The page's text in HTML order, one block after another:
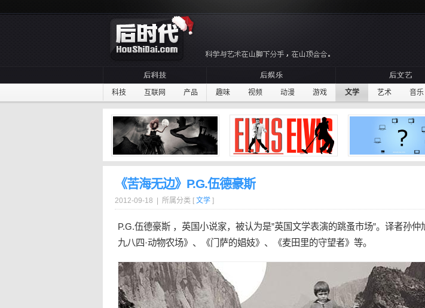
科技 互联网 产品 趣味 视频 动漫 游戏 文学 艺术 音乐
《苦海无边》P.G.伍德豪斯
2012-09-18 | 所属分类 [ 文学 ]
P.G.伍德豪斯 ， 英国小说家，被认为是”英国文学表演的跳蚤市场”。译者孙
九八四·动物农场》、《门萨的娼妓》、《麦田里的守望者》等。